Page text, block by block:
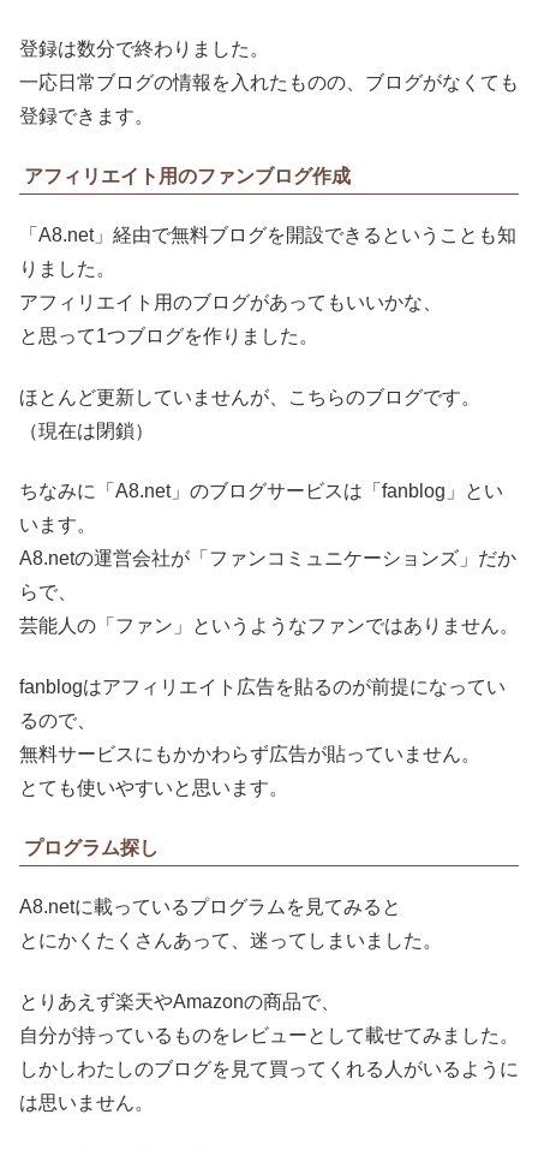
登録は数分で終わりました。
一応日常ブログの情報を入れたものの、ブログがなくても
登録できます。
アフィリエイト用のファンブログ作成
「A8.net」経由で無料ブログを開設できるということも知
りました。
アフィリエイト用のブログがあってもいいかな、
と思って1つブログを作りました。
ほとんど更新していませんが、こちらのブログです。
（現在は閉鎖）
ちなみに「A8.net」のブログサービスは「fanblog」とい
います。
A8.netの運営会社が「ファンコミュニケーションズ」だか
らで、
芸能人の「ファン」というようなファンではありません。
fanblogはアフィリエイト広告を貼るのが前提になってい
るので、
無料サービスにもかかわらず広告が貼っていません。
とても使いやすいと思います。
プログラム探し
A8.netに載っているプログラムを見てみると
とにかくたくさんあって、迷ってしまいました。
とりあえず楽天やAmazonの商品で、
自分が持っているものをレビューとして載せてみました。
しかしわたしのブログを見て買ってくれる人がいるように
は思いません。